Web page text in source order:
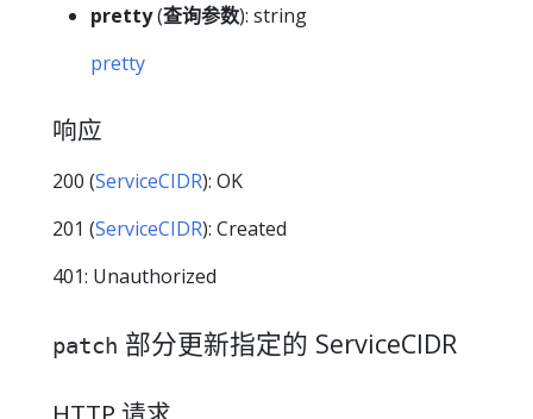
pretty(查询参数): string
pretty
响应
200 (ServiceCIDR): OK
201 (ServiceCIDR): Created
401: Unauthorized
patch 部分更新指定的 ServiceCIDR